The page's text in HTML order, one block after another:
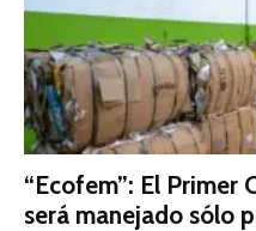
“Ecofem”: El Primer
será manejado sólo